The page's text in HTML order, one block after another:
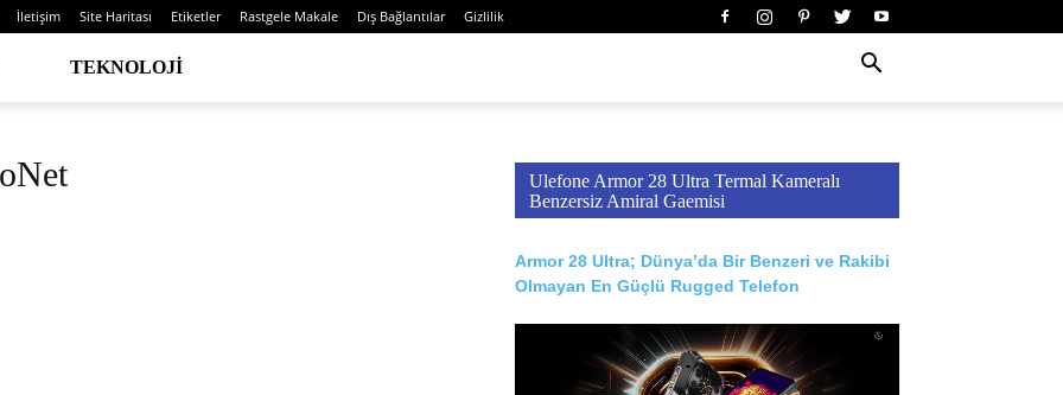
İletişim Site Haritası Etiketler Rastgele Makale Dış Bağlantılar Gizlilik
TEKNOLOJI
Ulefone Armor 28 Ultra Termal Kameralı
Benzersiz Amiral Gaemisi
Armor 28 Ultra; Dünya’da Bir Benzeri ve Rakibi
Olmayan En Güçlü Rugged Telefon